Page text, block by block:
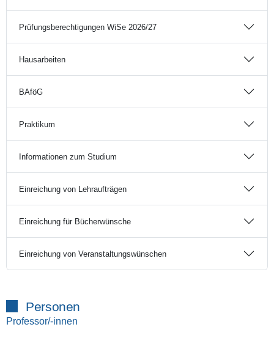
Prüfungsberechtigungen WiSe 2026/27
Hausarbeiten
BAföG
Praktikum
Informationen zum Studium
Einreichung von Lehraufträgen
Einreichung für Bücherwünsche
Einreichung von Veranstaltungswünschen
Personen
Professor/-innen